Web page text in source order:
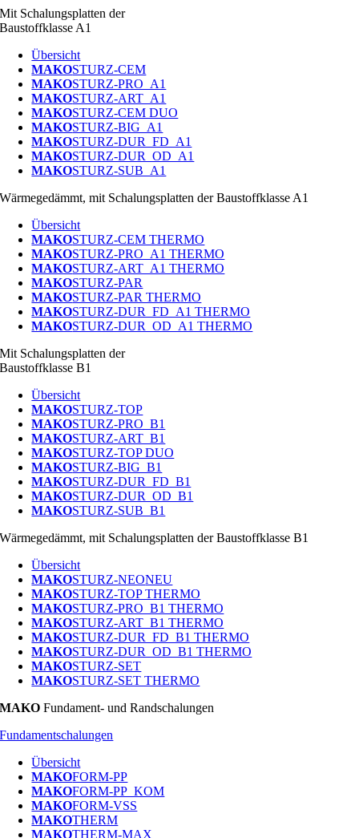
Mit Schalungsplatten der
Baustoffklasse A1
Übersicht
MAKOSTURZ-CEM
MAKOSTURZ-PRO_A1
MAKOSTURZ-ART_A1
MAKOSTURZ-CEM DUO
MAKOSTURZ-BIG_A1
MAKOSTURZ-DUR_FD_A1
MAKOSTURZ-DUR_OD_A1
MAKOSTURZ-SUB_A1
Wärmegedämmt, mit Schalungsplatten der Baustoffklasse A1
Übersicht
MAKOSTURZ-CEM THERMO
MAKOSTURZ-PRO_A1 THERMO
MAKOSTURZ-ART_A1 THERMO
MAKOSTURZ-PAR
MAKOSTURZ-PAR THERMO
MAKOSTURZ-DUR_FD_A1 THERMO
MAKOSTURZ-DUR_OD_A1 THERMO
Mit Schalungsplatten der
Baustoffklasse B1
Übersicht
MAKOSTURZ-TOP
MAKOSTURZ-PRO_B1
MAKOSTURZ-ART_B1
MAKOSTURZ-TOP DUO
MAKOSTURZ-BIG_B1
MAKOSTURZ-DUR_FD_B1
MAKOSTURZ-DUR_OD_B1
MAKOSTURZ-SUB_B1
Wärmegedämmt, mit Schalungsplatten der Baustoffklasse B1
Übersicht
MAKOSTURZ-NEONEU
MAKOSTURZ-TOP THERMO
MAKOSTURZ-PRO_B1 THERMO
MAKOSTURZ-ART_B1 THERMO
MAKOSTURZ-DUR_FD_B1 THERMO
MAKOSTURZ-DUR_OD_B1 THERMO
MAKOSTURZ-SET
MAKOSTURZ-SET THERMO
MAKO Fundament- und Randschalungen
Fundamentschalungen
Übersicht
MAKOFORM-PP
MAKOFORM-PP_KOM
MAKOFORM-VSS
MAKOTHERM
MAKOTHERM-MAX